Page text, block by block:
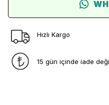
Hızlı Kargo
15 gün içinde iade